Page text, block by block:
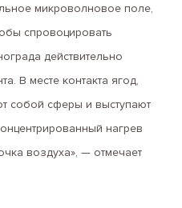
микроволновое поле,
спровоцировать
действительно
В месте контакта ягод,
собой сферы и выступают
нагрев
воздуха», — отмечает